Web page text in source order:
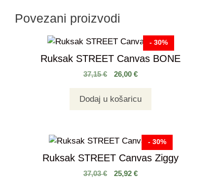
Povezani proizvodi
- 30%
Ruksak STREET Canvas BONE
37,15€ 26,00 €
Dodaj u košaricu
- 30%
Ruksak STREET Canvas Ziggy
37,03€ 25,92 €